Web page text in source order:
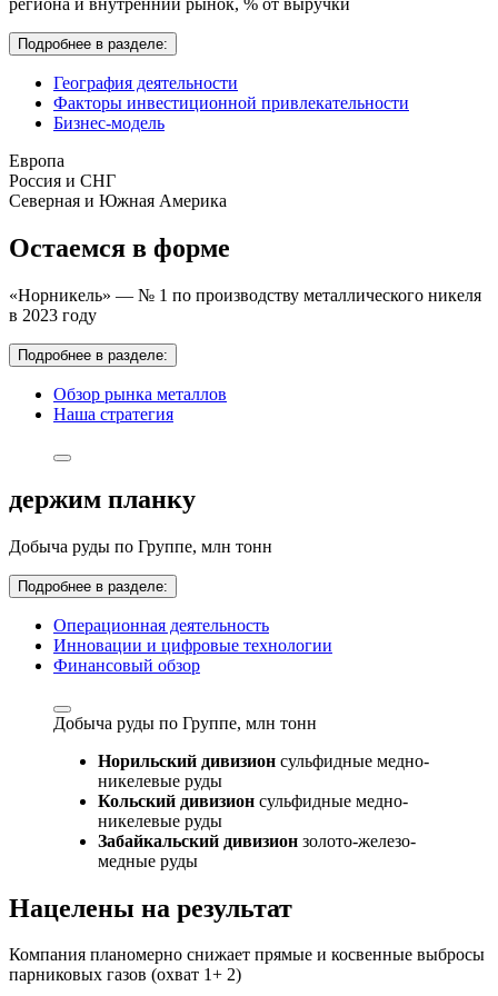
региона и внутренний рынок, % от выручки
Подробнее в разделе:
География деятельности
Факторы инвестиционной привлекательности
Бизнес-модель
Европа
Россия и СНГ
Северная и Южная Америка
Остаемся в форме
«Норникель» — № 1 по производству металлического никеля
в 2023 году
Подробнее в разделе:
Обзор рынка металлов
Наша стратегия
держим планку
Добыча руды по Группе, млн тонн
Подробнее в разделе:
Операционная деятельность
Инновации и цифровые технологии
Финансовый обзор
Добыча руды по Группе, млн тонн
Норильский дивизион сульфидные медно-
никелевые руды
Кольский дивизион сульфидные медно-
никелевые руды
Забайкальский дивизион золото-железо-
медные руды
Нацелены на результат
Компания планомерно снижает прямые и косвенные выбросы
парниковых газов (охват 1+ 2)